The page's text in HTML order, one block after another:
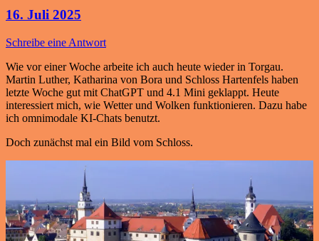
16. Juli 2025
Schreibe eine Antwort
Wie vor einer Woche arbeite ich auch heute wieder in Torgau.
Martin Luther, Katharina von Bora und Schloss Hartenfels haben
letzte Woche gut mit ChatGPT und 4.1 Mini geklappt. Heute
interessiert mich, wie Wetter und Wolken funktionieren. Dazu habe
ich omnimodale KI-Chats benutzt.
Doch zunächst mal ein Bild vom Schloss.